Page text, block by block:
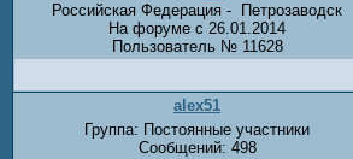
Российская Федерация - Петрозаводск
На форуме с 26.01.2014
Пользователь № 11628
alex51
Группа: Постоянные участники
Сообщений: 498